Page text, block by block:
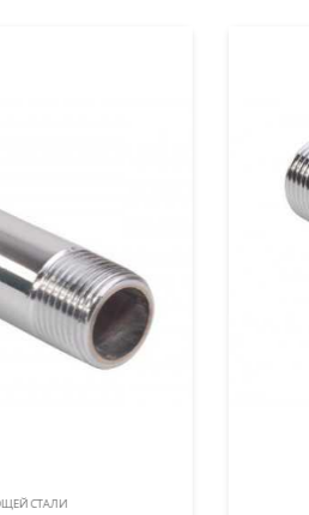
СТАЛИ